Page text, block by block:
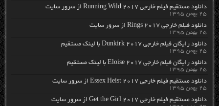
دانلود مستقیم فیلم خارجی Running Wild 2017 از سرور سایت
۲۵ بهمن ۱۳۹۵
دانلود فیلم خارجی Rings 2017 از سرور سایت
۲۵ بهمن ۱۳۹۵
دانلود رایگان فیلم خارجی Dunkirk 2017 با لینک مستقیم
۲۵ بهمن ۱۳۹۵
دانلود رایگان فیلم خارجی Eloise 2017 با لینک مستقیم
۲۵ بهمن ۱۳۹۵
دانلود مستقیم فیلم خارجی Essex Heist 2017 از سرور سایت
۲۵ بهمن ۱۳۹۵
دانلود مستقیم فیلم خارجی Get the Girl 2017 از سرور سایت